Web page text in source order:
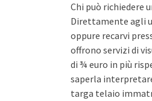
Chi può richiedere
Direttamente agli
oppure recarvi
offrono servizi di
di ¾ euro in più
saperla
targa telaio